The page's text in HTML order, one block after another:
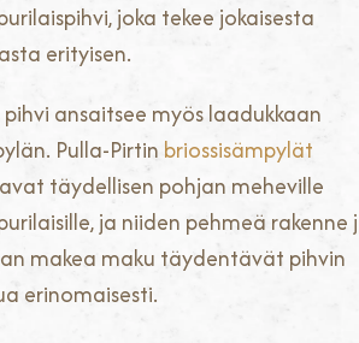
joka tekee jokaisesta
erityisen.
pihvi ansaitsee myös laadukkaan
Pulla-Pirtin briossisämpylät
täydellisen pohjan meheville
ja niiden pehmeä rakenne
makea maku täydentävät pihvin
erinomaisesti.